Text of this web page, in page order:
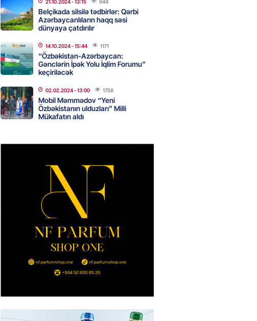
REKLAM
Birbank Star kartını indi sifariş
edin, nağdlaşdırmanı komissiyasız
edin
06.08.2026- 15:07 88
ÖLKƏ
Bu agentlikdə sədr müavinini AZCON
təyin edəcək
Azərbaycan Ukraynaya qaz tədarük
etməyə hazırdır – Ceyhun Bayramov
- 14:45
Prezident Əliyev 2 diplomatı geri çağırdı
- 14:30
imiş
06.08.2026- 14:15 81
21.10.2024- 13:15 944
Belçikada silsilə tədbirlər: Qərbi
Azərbaycanlıların haqq səsi
dünyaya çatdırılır
14.10.2024- 15:44 1171
“Özbəkistan-Azərbaycan:
Gənclərin İpək Yolu İqlim Forumu”
keçiriləcək
02.02.2024- 13:00 1758
Mobil Məmmədov “Yeni
Özbəkistanın ulduzları” Milli
Mükafatın aldı